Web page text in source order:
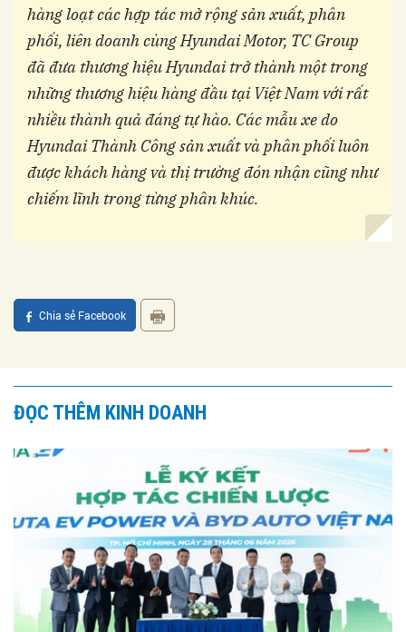
hàng loạt các hợp tác mở rộng sản xuất, phân
phối, liên doanh cùng Hyundai Motor, TC Group
đã đưa thương hiệu Hyundai trở thành một trong
những thương hiệu hàng đầu tại Việt Nam với rất
nhiều thành quả đáng tự hào. Các mẫu xe do
Hyundai Thành Công sản xuất và phân phối luôn
được khách hàng và thị trường đón nhận cũng như
chiếm lĩnh trong từng phân khúc.
Chia sẻ Facebook
ĐỌC THÊM KINH DOANH